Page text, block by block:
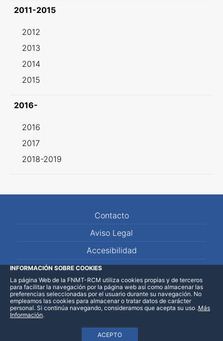
2011-2015
2012
2013
2014
2015
2016-
2016
2017
2018-2019
Contacto
Aviso Legal
Accesibilidad
Mapa Web
INFORMACIÓN SOBRE COOKIES
La página Web de la FNMT-RCM utiliza cookies propias y de terceros
para facilitar la navegación por la página web así como almacenar las
preferencias seleccionadas por el usuario durante su navegación. No
empleamos las cookies para almacenar o tratar datos de carácter
personal. Si continúa navegando, consideramos que acepta su uso
ACEPTO
.Más
Información.